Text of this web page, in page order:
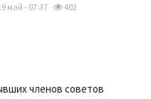
май - 07:37 402
членов советов